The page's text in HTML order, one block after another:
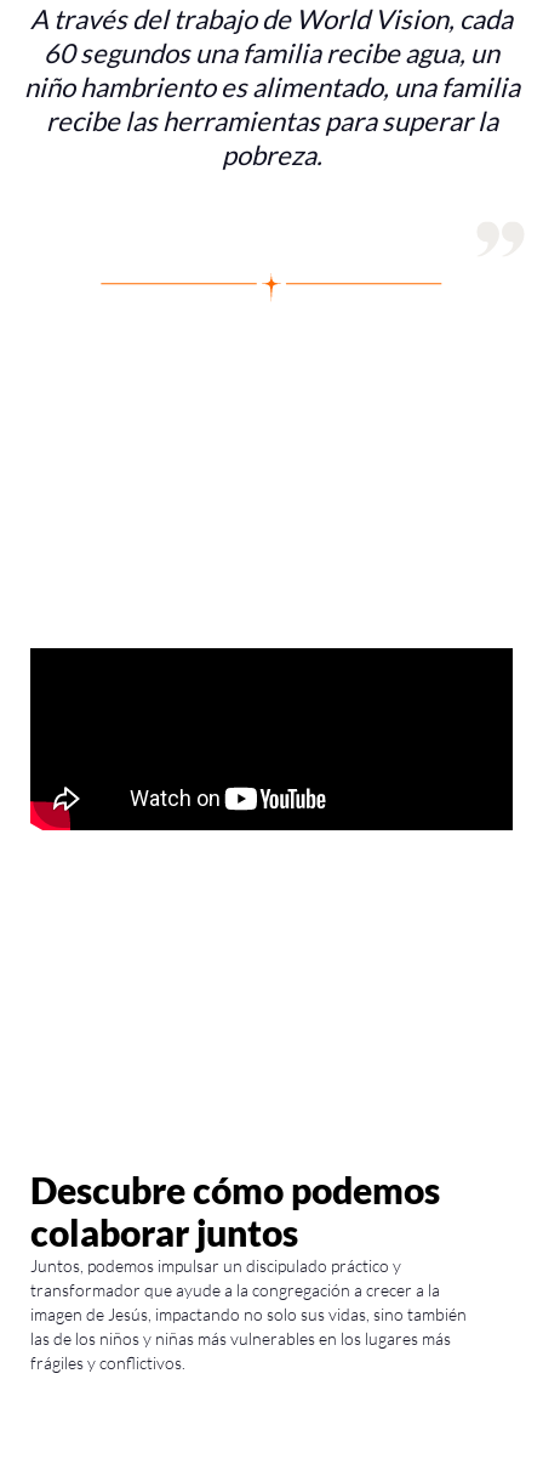
A través del trabajo de World Vision, cada
60 segundos una familia recibe agua, un
niño hambriento es alimentado, una familia
recibe las herramientas para superar la
pobreza.
Descubre cómo podemos
colaborar juntos
Juntos , podemos impulsar un discipulado práctico y
transformador que ayudea la congregación a crecer a la
imagen de Jesús, impactando no solo sus vidas, sino también
las de los niños y niñas más vulnerablesen los lugares más
frágiles y conflictivos.